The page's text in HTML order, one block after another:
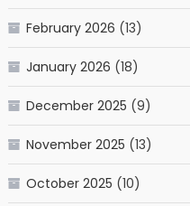
February 2026 (13)
January 2026 (18)
December 2025 (9)
November 2025 (13)
October 2025 (10)